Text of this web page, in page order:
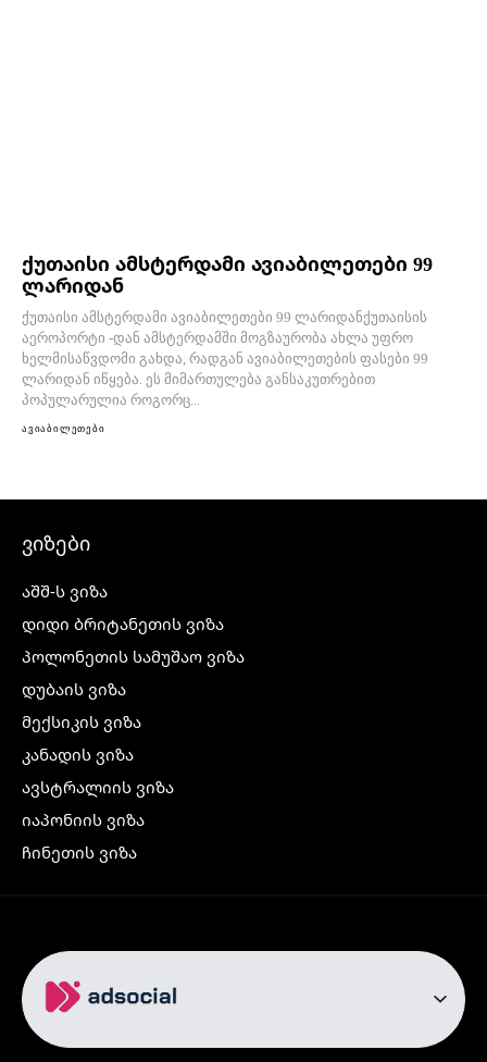
ქუთაისი ამსტერდამი ავიაბილეთები 99
ლარიდან
ქუთაისი ამსტერდამი ავიაბილეთები 99 ლარიდანქუთაისის
აეროპორტი -დან ამსტერდამში მოგზაურობა ახლა უფრო
ხელმისაწვდომი გახდა, რადგან ავიაბილეთების ფასები 99
ლარიდან იწყება. ეს მიმართულება განსაკუთრებით
პოპულარულია როგორც...
ავიაბილეთები
ვიზები
აშშ-ს ვიზა
დიდი ბრიტანეთის ვიზა
პოლონეთის სამუშაო ვიზა
დუბაის ვიზა
მექსიკის ვიზა
კანადის ვიზა
ავსტრალიის ვიზა
იაპონიის ვიზა
ჩინეთის ვიზა
ჩრდილოეთ ირლანდიის ვიზა
რუსეთის ვიზა
ავიაბილეთები